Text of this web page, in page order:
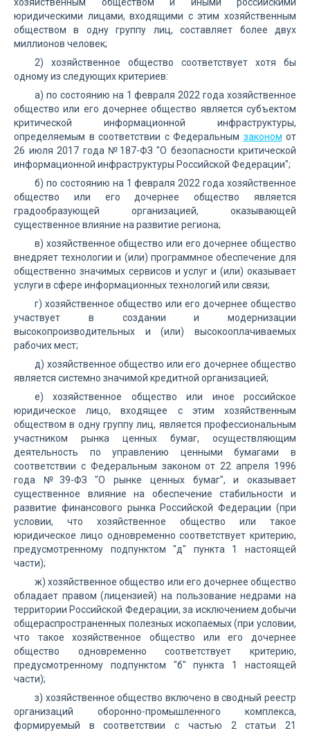
юридическими лицами, входящими с этим хозяйственным
обществом в одну группу лиц, составляет более двух
миллионов человек;
2) хозяйственное общество соответствует хотя бы
одному из следующих критериев:
а) по состоянию на 1 февраля 2022 года хозяйственное
общество или его дочернее общество является субъектом
критической информационной инфраструктуры,
определяемым в соответствии с Федеральным законом от
26 июля 2017 года №187-ФЗ "О безопасности критической
информационной инфраструктуры Российской Федерации";
б) по состоянию на 1 февраля 2022 года хозяйственное
общество или его дочернее общество является
градообразующей организацией, оказывающей
существенное влияние на развитие региона;
в) хозяйственное общество или его дочернее общество
внедряет технологии и (или) программное обеспечение для
общественно значимых сервисов и услуг и (или) оказывает
услуги в сфере информационных технологий или связи;
г) хозяйственное общество или его дочернее общество
участвует в создании и модернизации
высокопроизводительных и (или) высокооплачиваемых
рабочих мест;
д) хозяйственное общество или его дочернее общество
является системно значимой кредитной организацией;
е) хозяйственное общество или иное российское
юридическое лицо, входящее с этим хозяйственным
обществом в одну группу лиц, является профессиональным
участником рынка ценных бумаг, осуществляющим
деятельность по управлению ценными бумагами в
соответствии с Федеральным законом от 22 апреля 1996
года №39-ФЗ "О рынке ценных бумаг", и оказывает
существенное влияние на обеспечение стабильности и
развитие финансового рынка Российской Федерации (при
условии, что хозяйственное общество или такое
юридическое лицо одновременно соответствует критерию,
предусмотренному подпунктом "д" пункта 1 настоящей
части);
ж) хозяйственное общество или его дочернее общество
обладает правом (лицензией) на пользование недрами на
территории Российской Федерации, за исключением добычи
общераспространенных полезных ископаемых (при условии,
что такое хозяйственное общество или его дочернее
общество одновременно соответствует критерию,
предусмотренному подпунктом "б" пункта 1 настоящей
части);
з) хозяйственное общество включено в сводный реестр
организаций оборонно-промышленного комплекса,
формируемый в соответствии с частью 2 статьи 21